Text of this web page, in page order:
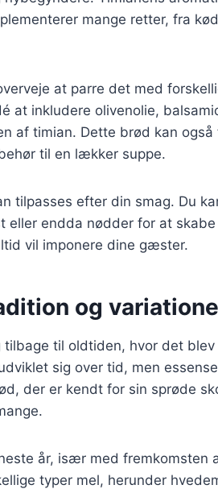
mange retter, fra
at parre det med
at inkludere olivenolie,
af timian. Dette brød kan også
til en lækker suppe.
tilpasses efter din smag. Du
eller endda nødder for at
vil imponere dine gæster.
og
til oldtiden, hvor det blev
sig over tid, men
der er kendt for sin sprøde
år, især med fremkomsten
typer mel, herunder